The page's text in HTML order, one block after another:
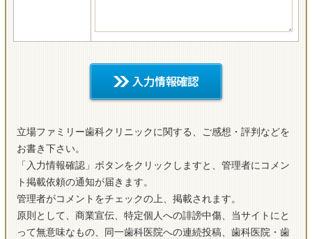
立場ファミリー歯科クリニックに関する、ご感想・評判などを
お書き下さい。
「入力情報確認」ボタンをクリックしますと、管理者にコメン
ト掲載依頼の通知が届きます。
管理者がコメントをチェックの上、掲載されます。
原則として、商業宣伝、特定個人への誹謗中傷、当サイトにと
って無意味なもの、同一歯科医院への連続投稿、歯科医院・歯